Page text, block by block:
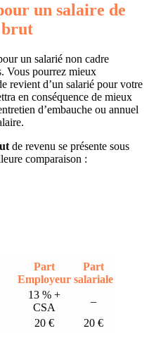
un salaire de
brut
un salarié non cadre
Vous pourrez mieux
revient d’un salarié pour votre
en conséquence de mieux
d’embauche ou annuel
de revenu se présente sous
comparaison :
Part
Employeur
Part
salariale
13 % +
CSA
–
20 € 20 €